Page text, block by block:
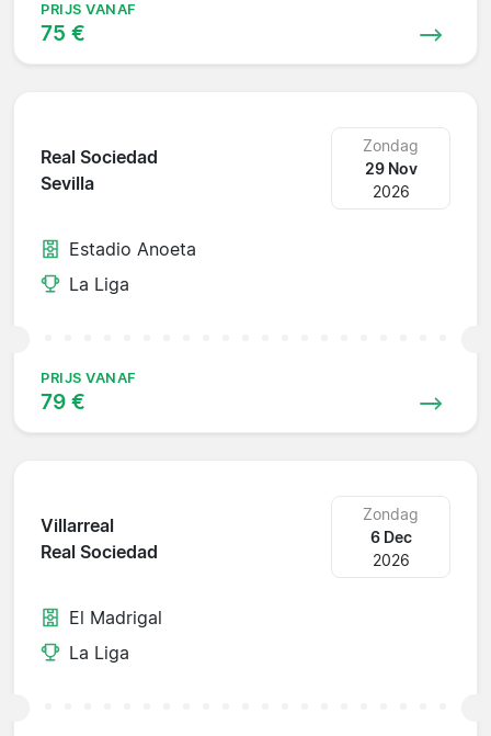
PRIJS VANAF
75 €
Real Sociedad
Sevilla
Zondag
29 Nov
2026
Estadio Anoeta
La Liga
PRIJS VANAF
79 €
Villarreal
Real Sociedad
Zondag
6 Dec
2026
El Madrigal
La Liga